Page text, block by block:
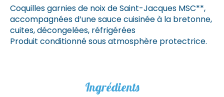
Coquilles garnies de noix de Saint-Jacques MSC**,
accompagnées d’une sauce cuisinée à la bretonne,
cuites, décongelées, réfrigérées
Produit conditionné sous atmosphère protectrice.
Ingrédients